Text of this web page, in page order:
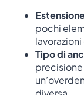
pochi
Tipo di